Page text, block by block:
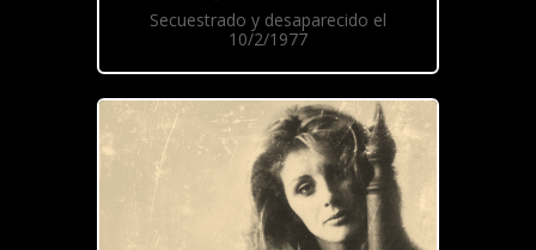
Secuestrado y desaparecido el
10/2/1977